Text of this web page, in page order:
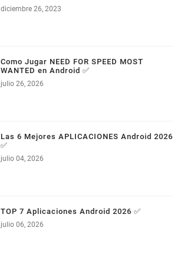
diciembre 26, 2023
Como Jugar NEED FOR SPEED MOST
WANTED en Android ✅
julio 26, 2026
Las 6 Mejores APLICACIONES Android 2026
✅
julio 04, 2026
TOP 7 Aplicaciones Android 2026 ✅
julio 06, 2026